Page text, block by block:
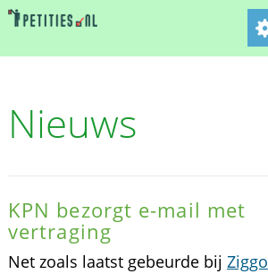
Nieuws
KPN bezorgt e-mail met
vertraging
Net zoals laatst gebeurde bij Ziggo